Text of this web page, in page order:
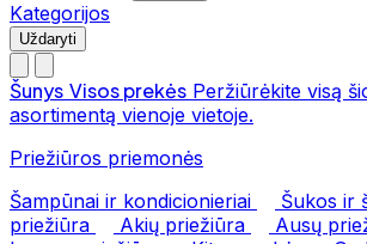
Kategorijos
Uždaryti
Šunys Visos prekės Peržiūrėkite visą
asortimentą vienoje vietoje.
Priežiūros priemonės
Šampūnai ir kondicionieriai
Šukos ir
priežiūra
Akių priežiūra Ausų